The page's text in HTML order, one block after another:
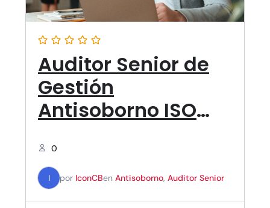
Auditor Senior de
Gestión
Antisoborno ISO
0
I por IconCBen Antisoborno, Auditor Senior